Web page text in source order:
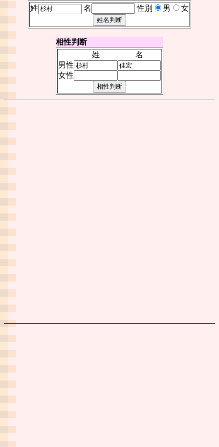
姓
名 性別 男 女
相性判断
姓
名
男性
女性